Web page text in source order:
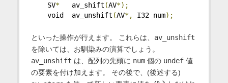
SV* av_shift (AV*);
void  av_unshift (AV*, I32 num);
といった操作が行えます。 これらは、 av_unshift
を除いては、お馴染みの演算でしょう。
av_unshift は、配列の先頭に num個の undef値
の要素を付け加えます。 その後で、(後述する)